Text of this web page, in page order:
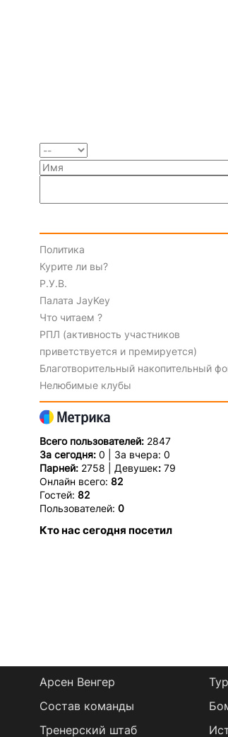
Политика
Курите ли вы?
Р.У.В.
Палата JayKey
Что читаем ?
РПЛ (активность участников
приветствуется и премируется)
Благотворительный накопительный
Нелюбимые клубы
Всего пользователей: 2847
За сегодня: 0 | За вчера: 0
Парней: 2758 | Девушек:79
Онлайн всего: 82
Гостей: 82
Пользователей: 0
Кто нас сегодня посетил
Арсен Венгер
Состав команды
Тренерский штаб